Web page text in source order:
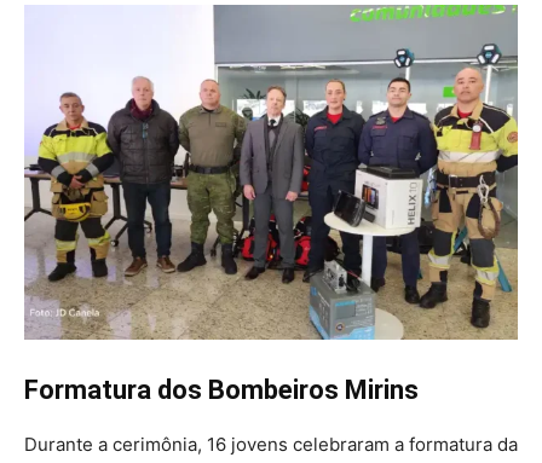
Formatura dos Bombeiros Mirins
Durante a cerimônia, 16 jovens celebraram a formatura da